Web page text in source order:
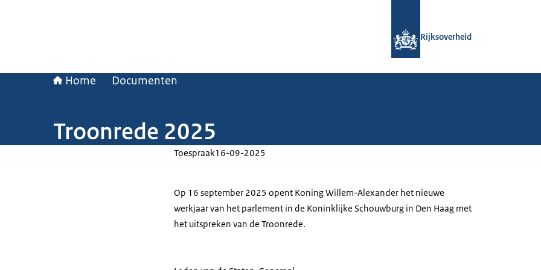
Rijksoverheid
Home Documenten
Troonrede 2025
Toespraak16-09-2025
Op 16 september 2025 opent Koning Willem-Alexander het nieuwe
werkjaar van het parlement in de Koninklijke Schouwburg in Den Haag met
het uitspreken van de Troonrede.